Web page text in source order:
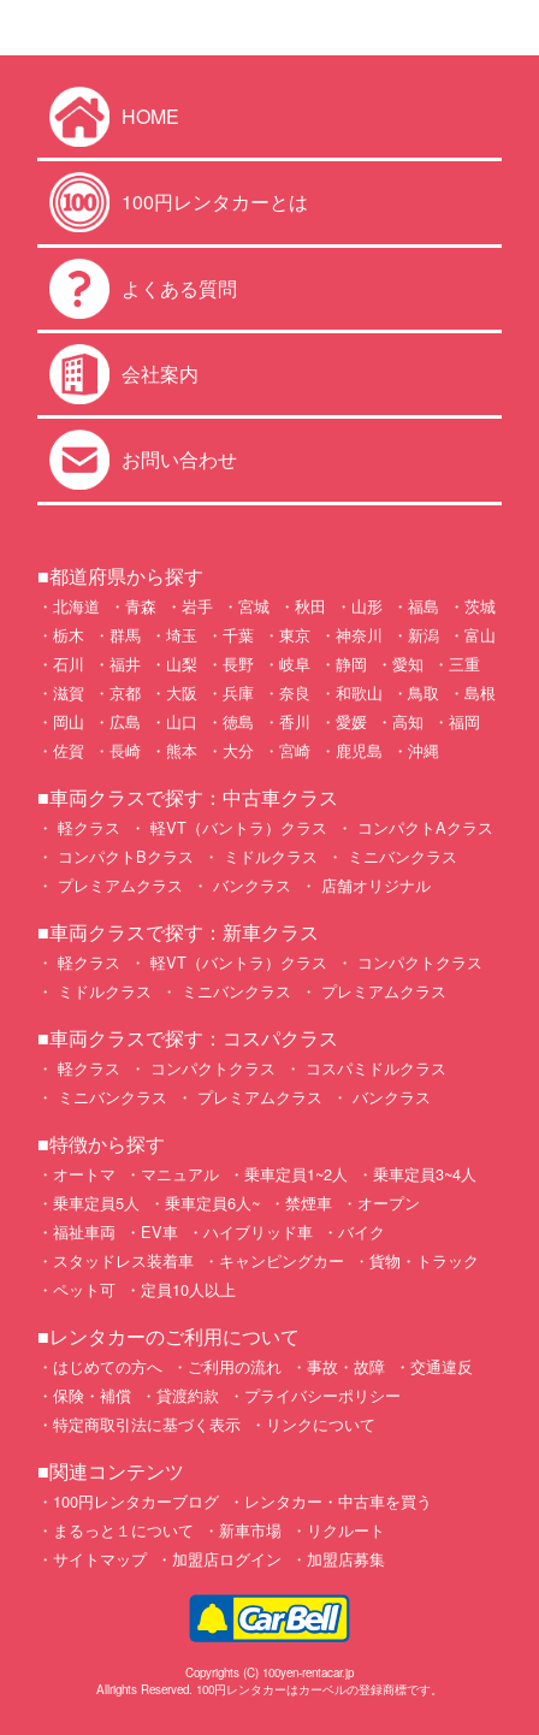
HOME
100円レンタカーとは
よくある質問
会社案内
お問い合わせ
■都道府県から探す
北海道 青森 岩手 宮城 秋田 山形 福島
茨城
栃木
群馬 埼玉 千葉 東京 神奈川 新潟
富山
石川
福井 山梨 長野 岐阜 静岡 愛知
三重
滋賀
京都 大阪 兵庫 奈良 和歌山 鳥取
島根
岡山
広島 山口 徳島 香川 愛媛 高知
福岡
佐賀
長崎 熊本 大分 宮崎 鹿児島 沖縄
■車両クラスで探す：中古車クラス
軽クラス 軽VT（バントラ）クラス
コンパクトAクラス
コンパクトBクラス
ミドルクラス
ミニバンクラス
プレミアムクラス
バンクラス 店舗オリジナル
■車両クラスで探す：新車クラス
軽クラス 軽VT（バントラ）クラス
コンパクトクラス
ミドルクラス
ミニバンクラス プレミアムクラス
■車両クラスで探す：コスパクラス
軽クラス コンパクトクラス
コスパミドルクラス
ミニバンクラス
プレミアムクラス バンクラス
■特徴から探す
オートマ マニュアル 乗車定員1~2人
乗車定員3~4人
乗車定員5人
乗車定員6人~ 禁煙車
オープン
福祉車両
EV車 ハイブリッド車
バイク
スタッドレス装着車
キャンピングカー
貨物・トラック
ペット可
定員10人以上
■レンタカーのご利用について
はじめての方へ ご利用の流れ 事故・故障
交通違反
保険・補償
貸渡約款
プライバシーポリシー
特定商取引法に基づく表示
リンクについて
■関連コンテンツ
100円レンタカーブログ
レンタカー・中古車を買う
まるっと１について
新車市場
リクルート
サイトマップ
加盟店ログイン 加盟店募集
Copyrights (C) 100yen-rentacar.jp
Allrights Reserved. 100円レンタカーはカーベルの登録商標です。